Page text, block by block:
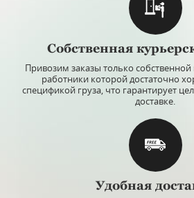
ЕСТЬ В НАЛИЧИИ
Цена:
14 750руб.
9 990 руб.
Скидки при
Купить
В избранное К
Собственная
Привозим заказы только
работники которой достаточно
спецификой груза, что гарантирует
доставке.
Удобная